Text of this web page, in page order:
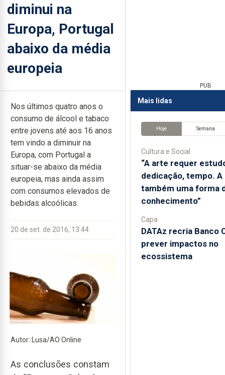
diminui na
Europa, Portugal
abaixo da média
europeia
Nos últimos quatro anos o
consumo de álcool e tabaco
entre jovens até aos 16 anos
tem vindo a diminuir na
Europa, com Portugal a
situar-se abaixo da média
europeia, mas ainda assim
com consumos elevados de
bebidas alcoólicas.
20 de set. de 2016, 13:44
Autor: Lusa/AO Online
As conclusões constam
PUB
Mais lidas
Hoje Semana
Cultura e Social
“A arte requer
dedicação, tempo. A
também uma forma
conhecimento”
Capa
DATAz recria Banco
prever impactos no
ecossistema